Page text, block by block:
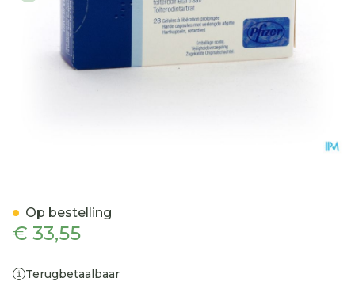
€ 33,55
Terugbetaalbaar
Op bestelling